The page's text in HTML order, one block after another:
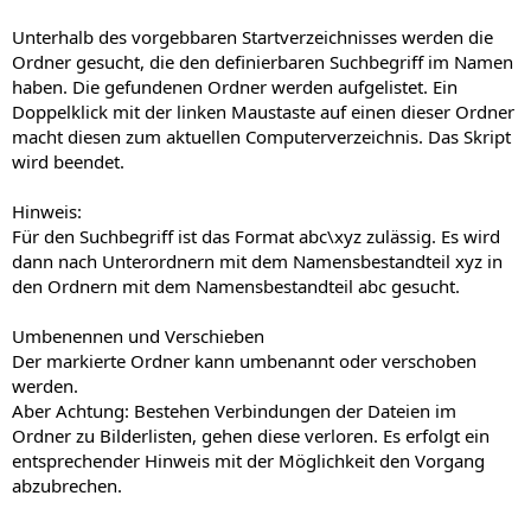
Unterhalb des vorgebbaren Startverzeichnisses werden die
Ordner gesucht, die den definierbaren Suchbegriff im Namen
haben. Die gefundenen Ordner werden aufgelistet. Ein
Doppelklick mit der linken Maustaste auf einen dieser Ordner
macht diesen zum aktuellen Computerverzeichnis. Das Skript
wird beendet.
Hinweis:
Für den Suchbegriff ist das Format abc\xyz zulässig. Es wird
dann nach Unterordnern mit dem Namensbestandteil xyz in
den Ordnern mit dem Namensbestandteil abc gesucht.
Umbenennen und Verschieben
Der markierte Ordner kann umbenannt oder verschoben
werden.
Aber Achtung: Bestehen Verbindungen der Dateien im
Ordner zu Bilderlisten, gehen diese verloren. Es erfolgt ein
entsprechender Hinweis mit der Möglichkeit den Vorgang
abzubrechen.